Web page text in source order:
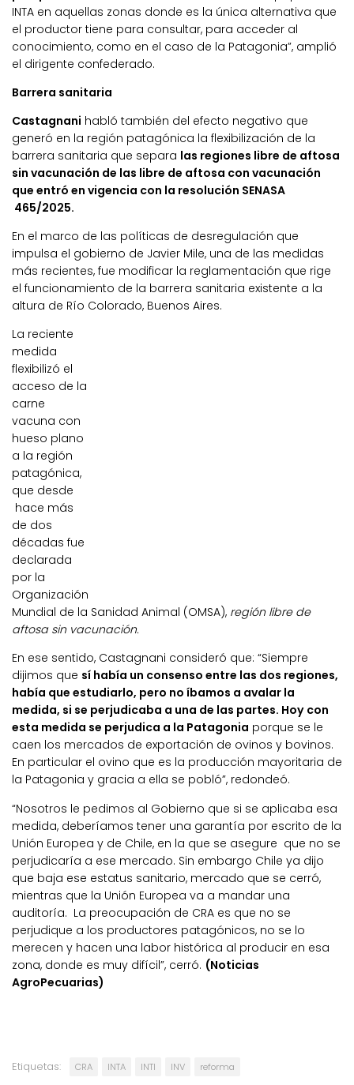
INTA en aquellas zonas donde es la única alternativa que
el productor tiene para consultar, para acceder al
conocimiento, como en el caso de la Patagonia”, amplió
el dirigente confederado.
Barrera sanitaria
Castagnani habló también del efecto negativo que
generó en la región patagónica la flexibilización de la
barrera sanitaria que separa las regiones libre de aftosa
sin vacunación de las libre de aftosa con vacunación
que entró en vigencia con la resolución SENASA
465/2025.
En el marco de las políticas de desregulación que
impulsa el gobierno de Javier Mile, una de las medidas
más recientes, fue modificar la reglamentación que rige
el funcionamiento de la barrera sanitaria existente a la
altura de Río Colorado, Buenos Aires.
La reciente
medida
flexibilizó el
acceso de la
carne
vacuna con
hueso plano
a la región
patagónica,
que desde
hace más
de dos
décadas fue
declarada
por la
Organización
Mundial de la Sanidad Animal (OMSA), región libre de
aftosa sin vacunación.
En ese sentido, Castagnani consideró que: “Siempre
dijimos que sí había un consenso entre las dos regiones,
había que estudiarlo, pero no íbamos a avalar la
medida, si se perjudicaba a una de las partes. Hoy con
esta medida se perjudica a la Patagonia porque se le
caen los mercados de exportación de ovinos y bovinos.
En particular el ovino que es la producción mayoritaria de
la Patagonia y gracia a ella se pobló”, redondeó.
“Nosotros le pedimos al Gobierno que si se aplicaba esa
medida, deberíamos tener una garantía por escrito de la
Unión Europea y de Chile, en la que se asegure que no se
perjudicaría a ese mercado. Sin embargo Chile ya dijo
que baja ese estatus sanitario, mercado que se cerró,
mientras que la Unión Europea va a mandar una
auditoría. La preocupación de CRA es que no se
perjudique a los productores patagónicos, no se lo
merecen y hacen una labor histórica al producir en esa
zona, donde es muy difícil”, cerró. (Noticias
AgroPecuarias)
Etiquetas: CRA INTA INTI INV reforma